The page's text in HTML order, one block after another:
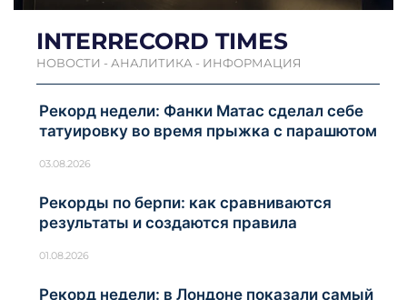
INTERRECORD TIMES
НОВОСТИ - АНАЛИТИКА - ИНФОРМАЦИЯ
Рекорд недели: Фанки Матас сделал себе
татуировку во время прыжка с парашютом
03.08.2026
Рекорды по берпи: как сравниваются
результаты и создаются правила
01.08.2026
Рекорд недели: в Лондоне показали самый